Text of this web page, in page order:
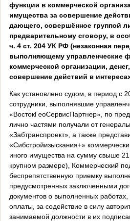
функции в коммерческой
имущества за совершение
дающего, совершённое группой
предварительному сговору, в
ч. 4 ст. 204 УК РФ (незаконная
выполняющему управленческие
коммерческой организации,
совершение действий в
Как установлено судом, в период с
сотрудники, выполнявшие
«ВостокГеоСервисПартнер», по
лично частями получали от
«Забтранспроект», а также
«Сибстройизыскания+»
иного имущества на сумму свыше
крупном размере), Коммерческий
беспрепятственную приемку
предусмотренных заключенными
документов о выполненных
оплаты, за содействие в силу
занимаемой должности в их